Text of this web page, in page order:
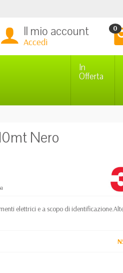
Il mio account
Accedi
0
In
Offerta
Nero
elettrici e a scopo di